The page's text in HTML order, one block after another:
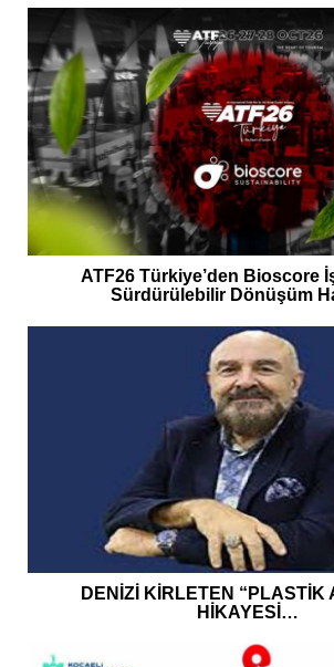
ATF26 Türkiye’den Bioscore
Sürdürülebilir Dönüşüm
DENİZİ KİRLETEN “PLASTİK
HİKAYESİ…